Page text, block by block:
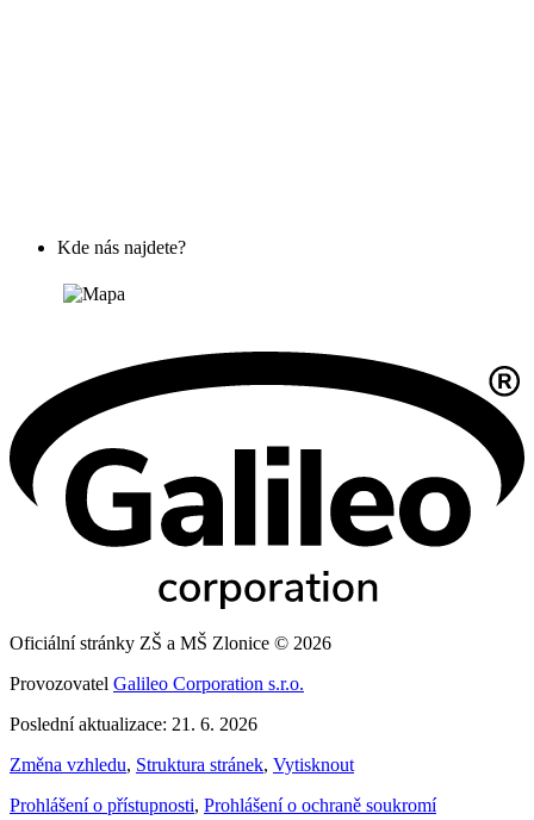
Kde nás najdete?
Oficiální stránky ZŠ a MŠ Zlonice © 2026
Provozovatel Galileo Corporation s.r.o.
Poslední aktualizace: 21. 6. 2026
Změna vzhledu, Struktura stránek, Vytisknout
Prohlášení o přístupnosti, Prohlášení o ochraně soukromí